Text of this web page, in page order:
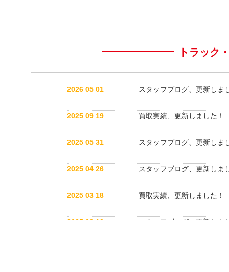
トラック
2026 05 01 スタッフブログ、更新しま
2025 09 19 買取実績、更新しました！
2025 05 31 スタッフブログ、更新しま
2025 04 26 スタッフブログ、更新しま
2025 03 18 買取実績、更新しました！
2025 03 12 スタッフブログ、更新しま